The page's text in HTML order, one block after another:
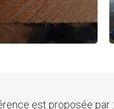
est proposée par :